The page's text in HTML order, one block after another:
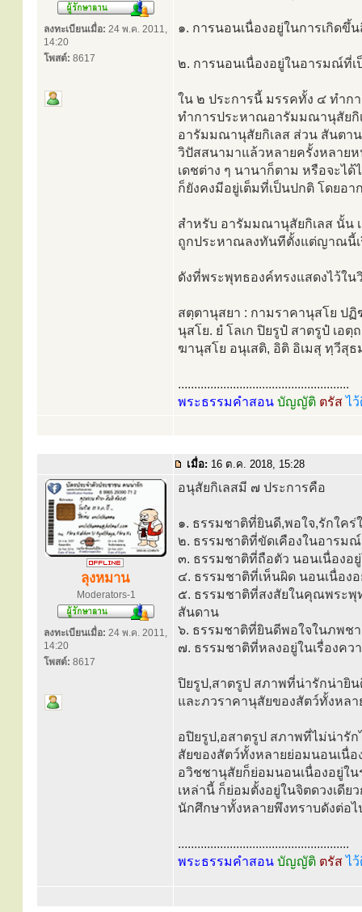
ลงทะเบียนเมื่อ: 24 พ.ค. 2011,
14:20
โพสต์: 8617
๑. การนอนเนื่องอยู่ในการเกิด
๒. การนอนเนื่องอยู่ในอารมณ์ที่
ใน ๒ ประการนี้ มรรคทั้ง ๔ ทำ
ทำการประหาณอารัมมณานุสัยกิ
อารัมมณานุสัยกิเลส ส่วน สันตา
วิปัสสนามาแล้วหลายครั้งหลาย
เดชต่าง ๆ นานาก็ตาม หรือจะไ
ก็ยังคงมีอยู่เต็มที่เป็นปกติ โดยอ
สำหรับ อารัมมณานุสัยกิเลส นั้น
ถูกประหาณลงทันทีตั้งแต่ญาณนี้เ
ดังที่พระพุทธองค์ทรงแสดงไว้ใน
สตฺตานุสยา : กามราคานุสโย ป
นุสโย. ยํ โลเก ปิยรูปํ สาตรูปํ เอ
ฆานุสโย อนุเสติ, อิติ อิเมสุ ทฺวีสุ
.....................................................
พระธรรมคำสอน บัญญัติ ตรัสไ
เมื่อ: 16 ต.ค. 2018, 15:28
ลุงหมาน
Moderators-1
ลงทะเบียนเมื่อ: 24 พ.ค. 2011,
14:20
โพสต์: 8617
อนุสัยกิเลสมี ๗ ประการคือ
๑. ธรรมชาติที่ยินดี,พอใจ,รักใค
๒. ธรรมชาติที่ขัดเคืองในอารม
๓. ธรรมชาติที่ถือตัว นอนเนื่องอ
๔. ธรรมชาติที่เห็นผิด นอนเนื่อง
๕. ธรรมชาติที่สงสัยในคุณพระพุ
สันดาน
๖. ธรรมชาติที่ยินดีพอใจในภพช
๗. ธรรมชาติที่หลงอยู่ในเรื่องค
ปิยรูป,สาตรูป สภาพที่น่ารักน่ายิ
และภวราคานุสัยของสัตว์ทั้งหล
อปิยรูป,อสาตรูป สภาพที่ไม่น่ารั
สัยของสัตว์ทั้งหลายย่อมนอนเนื่
อวิชชานุสัยก็ย่อมนอนเนื่องอยู่ใ
เหล่านี้ ก็ย่อมตั้งอยู่ในจิตดวงเดี
นักศึกษาทั้งหลายพึงทราบดังต่อไ
.....................................................
พระธรรมคำสอน บัญญัติ ตรัสไ